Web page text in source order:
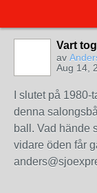
Vart
av
Aug 14,
I slutet på
denna
ball. Vad hände
vidare öden får